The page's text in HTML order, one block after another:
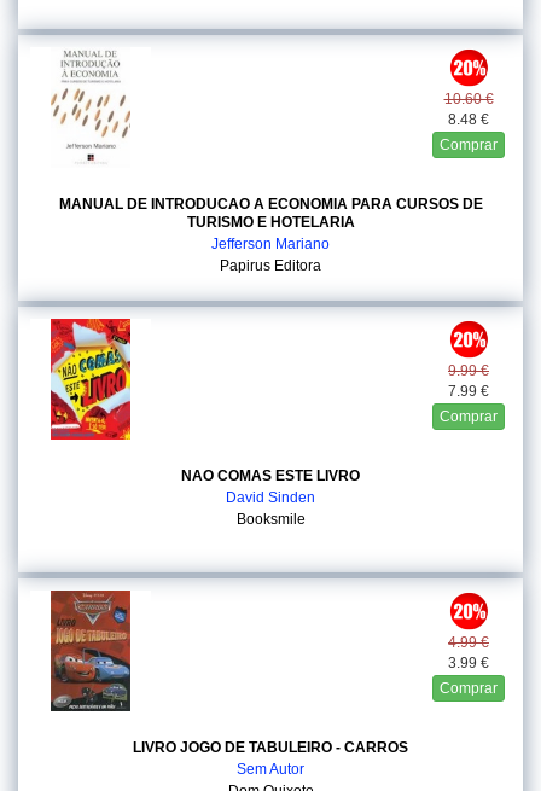
10.60 €
8.48 €
Comprar
MANUAL DE INTRODUCAO A ECONOMIA PARA CURSOS DE
TURISMO E HOTELARIA
Jefferson Mariano
Papirus Editora
9.99 €
7.99 €
Comprar
NAO COMAS ESTE LIVRO
David Sinden
Booksmile
4.99 €
3.99 €
Comprar
LIVRO JOGO DE TABULEIRO - CARROS
Sem Autor